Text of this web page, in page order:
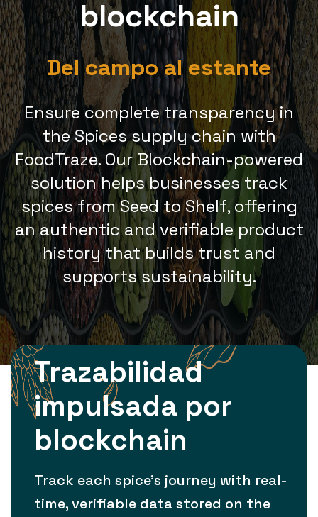
blockchain
Del campo al estante
Ensure complete transparency in
the Spices supply chain with
FoodTraze. Our Blockchain-powered
solution helps businesses track
spices from Seed to Shelf, offering
an authentic and verifiable product
history that builds trust and
supports sustainability.
Trazabilidad
impulsada por
blockchain
Track each spice’s journey with real-
time, verifiable data stored on the